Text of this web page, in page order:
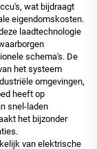
wat bijdraagt
eigendomskosten.
laadtechnologie
schema's. De
het systeem
omgevingen,
heeft op
snel-laden
het bijzonder
van elektrische